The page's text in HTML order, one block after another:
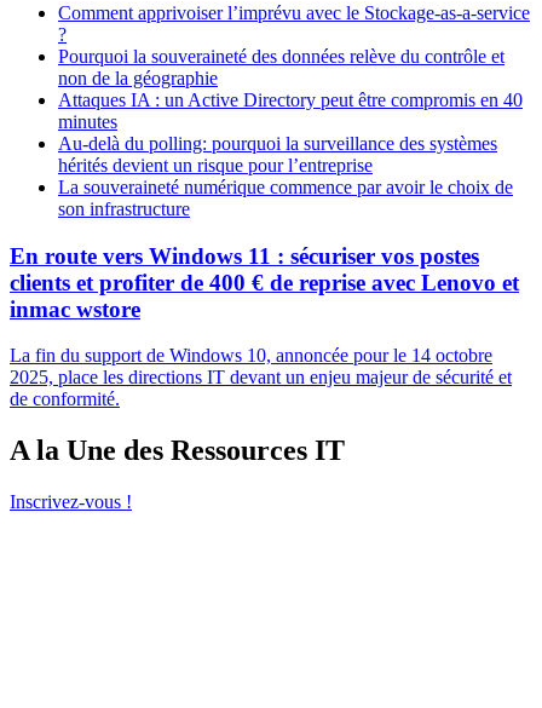
Comment apprivoiser l’imprévu avec le Stockage-as-a-service
?
Pourquoi la souveraineté des données relève du contrôle et
non de la géographie
Attaques IA : un Active Directory peut être compromis en 40
minutes
Au-delà du polling: pourquoi la surveillance des systèmes
hérités devient un risque pour l’entreprise
La souveraineté numérique commence par avoir le choix de
son infrastructure
En route vers Windows 11 : sécuriser vos postes
clients et profiter de 400 € de reprise avec Lenovo et
inmac wstore
La fin du support de Windows 10, annoncée pour le 14 octobre
2025, place les directions IT devant un enjeu majeur de sécurité et
de conformité.
A la Une des Ressources IT
Inscrivez-vous !